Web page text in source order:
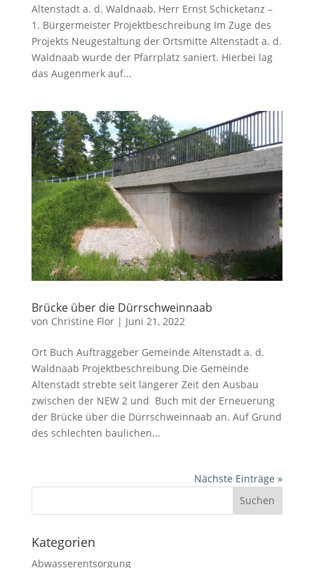
Altenstadt a. d. Waldnaab, Herr Ernst Schicketanz –
1. Bürgermeister Projektbeschreibung Im Zuge des
Projekts Neugestaltung der Ortsmitte Altenstadt a. d.
Waldnaab wurde der Pfarrplatz saniert. Hierbei lag
das Augenmerk auf...
Brücke über die Dürrschweinnaab
von Christine Flor| Juni 21, 2022
Ort Buch Auftraggeber Gemeinde Altenstadt a. d.
Waldnaab Projektbeschreibung Die Gemeinde
Altenstadt strebte seit längerer Zeit den Ausbau
zwischen der NEW 2 und Buch mit der Erneuerung
der Brücke über die Dürrschweinnaab an. Auf Grund
des schlechten baulichen...
Nächste Einträge »
Kategorien
Abwasserentsorgung